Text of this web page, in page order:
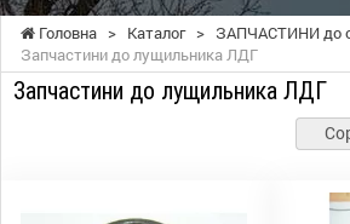
Головна > Каталог > ЗАПЧАСТИНИ до
Запчастини до лущильника ЛДГ
Запчастини до лущильника ЛДГ